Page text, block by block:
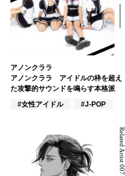
アノンクララ
アノンクララ アイドルの枠を超え
た攻撃的サウンドを鳴らす本格派
#女性アイドル
#J-POP
Related Artist 007